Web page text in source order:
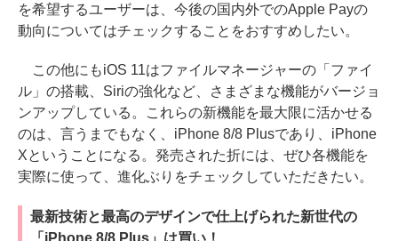
を希望するユーザーは、今後の国内外でのApple Payの
動向についてはチェックすることをおすすめしたい。
この他にもiOS 11はファイルマネージャーの「ファイ
ル」の搭載、Siriの強化など、さまざまな機能がバージョ
ンアップしている。これらの新機能を最大限に活かせる
のは、言うまでもなく、iPhone 8/8 Plusであり、iPhone
Xということになる。発売された折には、ぜひ各機能を
実際に使って、進化ぶりをチェックしていただきたい。
最新技術と最高のデザインで仕上げられた新世代の
「iPhone 8/8 Plus」は買い！